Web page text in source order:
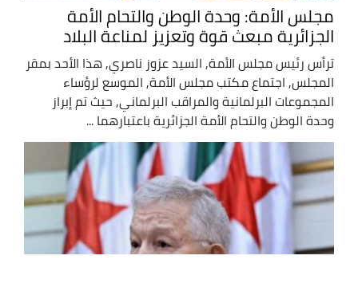
مجلس الأمة: وحدة الوطن والتحام الأمة
الجزائرية مبعث قوة وتعزيز لمناعة البلاد
ترأس رئيس مجلس الأمة, السيد عزوز ناصري, هذا الأحد بمقر
المجلس, اجتماع مكتب مجلس الأمة, الموسع لرؤساء
المجموعات البرلمانية والمراقب البرلماني, حيث تم إبراز
وحدة الوطن والتحام الأمة الجزائرية باعتبارهما ...